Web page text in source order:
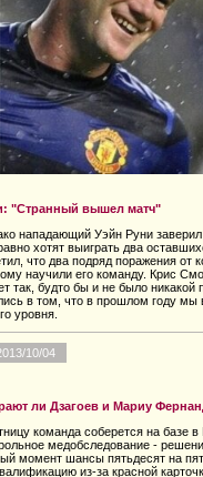
"Странный вышел матч"
нападающий Уэйн Руни заверил
хотят выиграть два
что два подряд поражения от
научили его команду. Крис
так, будто бы и не было
в том, что в прошлом году мы
уровня.
10/04
ли Дзагоев и Мариу
команда соберется на базе в
медобследование -
момент шансы пятьдесят на
из-за красной